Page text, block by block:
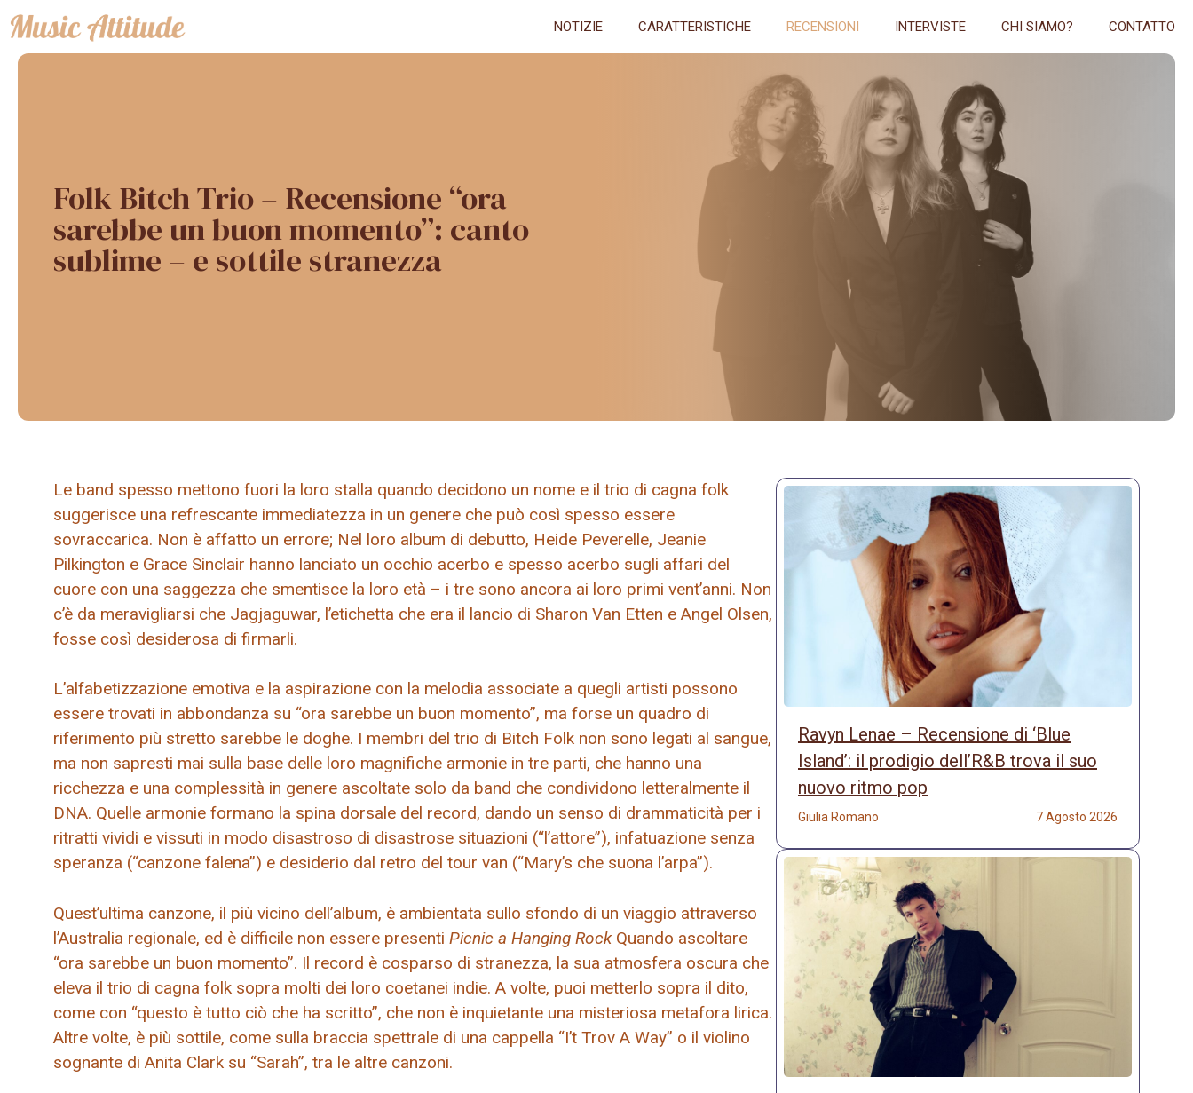
Vai
al
contenuto
NOTIZIE CARATTERISTICHE RECENSIONI INTERVISTE CHI SIAMO? CONTATTO
Folk Bitch Trio – Recensione “ora
sarebbe un buon momento”: canto
sublime – e sottile stranezza
Le band spesso mettono fuori la loro stalla quando decidono un nome e il trio di cagna folk
suggerisce una refrescante immediatezza in un genere che può così spesso essere
sovraccarica. Non è affatto un errore; Nel loro album di debutto, Heide Peverelle, Jeanie
Pilkington e Grace Sinclair hanno lanciato un occhio acerbo e spesso acerbo sugli affari del
cuore con una saggezza che smentisce la loro età – i tre sono ancora ai loro primi vent’anni. Non
c’è da meravigliarsi che Jagjaguwar, l’etichetta che era il lancio di Sharon Van Etten e Angel Olsen,
fosse così desiderosa di firmarli.
L’alfabetizzazione emotiva e la aspirazione con la melodia associate a quegli artisti possono
essere trovati in abbondanza su “ora sarebbe un buon momento”, ma forse un quadro di
riferimento più stretto sarebbe le doghe. I membri del trio di Bitch Folk non sono legati al sangue,
ma non sapresti mai sulla base delle loro magnifiche armonie in tre parti, che hanno una
ricchezza e una complessità in genere ascoltate solo da band che condividono letteralmente il
DNA. Quelle armonie formano la spina dorsale del record, dando un senso di drammaticità per i
ritratti vividi e vissuti in modo disastroso di disastrose situazioni (“l’attore”), infatuazione senza
speranza (“canzone falena”) e desiderio dal retro del tour van (“Mary’s che suona l’arpa”).
Quest’ultima canzone, il più vicino dell’album, è ambientata sullo sfondo di un viaggio attraverso
l’Australia regionale, ed è difficile non essere presenti Picnic a Hanging RockQuando ascoltare
“ora sarebbe un buon momento”. Il record è cosparso di stranezza, la sua atmosfera oscura che
eleva il trio di cagna folk sopra molti dei loro coetanei indie. A volte, puoi metterlo sopra il dito,
come con “questo è tutto ciò che ha scritto”, che non è inquietante una misteriosa metafora lirica.
Altre volte, è più sottile, come sulla braccia spettrale di una cappella “I’t Trov A Way” o il violino
sognante di Anita Clark su “Sarah”, tra le altre canzoni.
Ravyn Lenae – Recensione di ‘Blue
Island’: il prodigio dell’R&B trova il suo
nuovo ritmo pop
Giulia Romano 7 Agosto 2026